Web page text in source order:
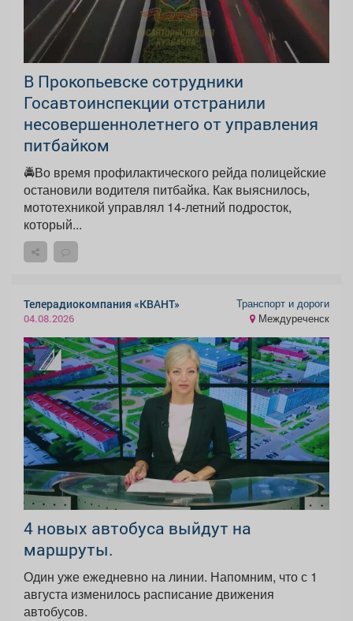
В Прокопьевске сотрудники
Госавтоинспекции отстранили
несовершеннолетнего от управления
питбайком
🚔Во время профилактического рейда полицейские
остановили водителя питбайка. Как выяснилось,
мототехникой управлял 14-летний подросток,
который...
Телерадиокомпания «КВАНТ»
04.08.2026
Транспорт и дороги
Междуреченск
4 новых автобуса выйдут на
маршруты.
Один уже ежедневно на линии. Напомним, что с 1
августа изменилось расписание движения
автобусов.